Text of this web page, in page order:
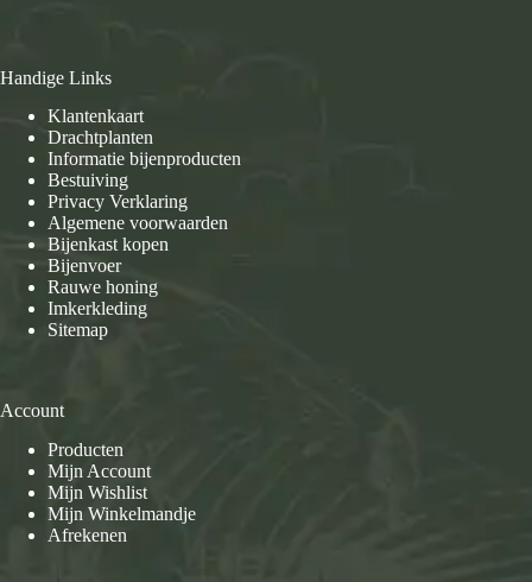
Handige Links
Klantenkaart
Drachtplanten
Informatie bijenproducten
Bestuiving
Privacy Verklaring
Algemene voorwaarden
Bijenkast kopen
Bijenvoer
Rauwe honing
Imkerkleding
Sitemap
Account
Producten
Mijn Account
Mijn Wishlist
Mijn Winkelmandje
Afrekenen